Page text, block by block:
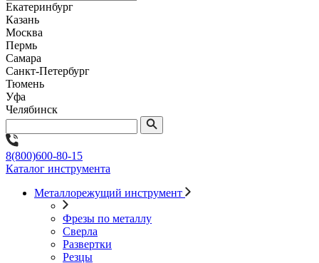
Екатеринбург
Казань
Москва
Пермь
Самара
Санкт-Петербург
Тюмень
Уфа
Челябинск
8(800)600-80-15
Каталог инструмента
Металлорежущий инструмент
Фрезы по металлу
Сверла
Развертки
Резцы